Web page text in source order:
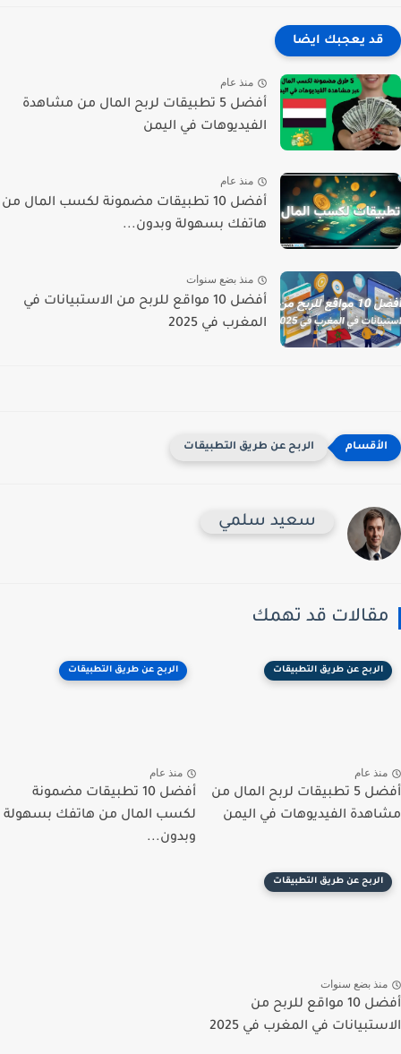
قد يعجبك ايضا
منذ عام
أفضل 5 تطبيقات لربح المال من مشاهدة
الفيديوهات في اليمن
منذ عام
أفضل 10 تطبيقات مضمونة لكسب المال من
هاتفك بسهولة وبدون...
منذ بضع سنوات
أفضل 10 مواقع للربح من الاستبيانات في
المغرب في 2025
الربح عن طريق التطبيقات
سعيد سلمي
مقالات قد تهمك
الربح عن طريق التطبيقات
منذ عام
أفضل 5 تطبيقات لربح المال من
مشاهدة الفيديوهات في اليمن
الربح عن طريق التطبيقات
منذ عام
أفضل 10 تطبيقات مضمونة
لكسب المال من هاتفك بسهولة
وبدون...
الربح عن طريق التطبيقات
منذ بضع سنوات
أفضل 10 مواقع للربح من
الاستبيانات في المغرب في 2025